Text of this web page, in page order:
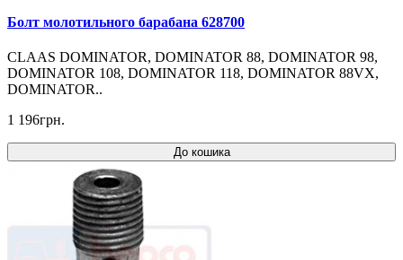
Болт молотильного барабана 628700
CLAAS DOMINATOR, DOMINATOR 88, DOMINATOR 98,
DOMINATOR 108, DOMINATOR 118, DOMINATOR 88VX,
DOMINATOR..
1 196грн.
До кошика